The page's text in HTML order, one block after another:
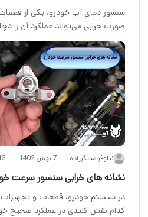
سنسور دمای آب خودرو، یکی از
صورت خرابی می‌تواند عملکرد آن را
نیلوفر مسگرزاده 7 بهمن 1402
نشانه های خرابی سنسور سرعت
در سیستم خودرو، قطعات و تجهیزات
کدام نقش کلیدی در عملکرد صحیح